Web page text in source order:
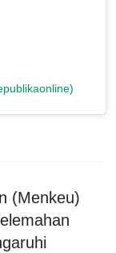
(Menkeu)